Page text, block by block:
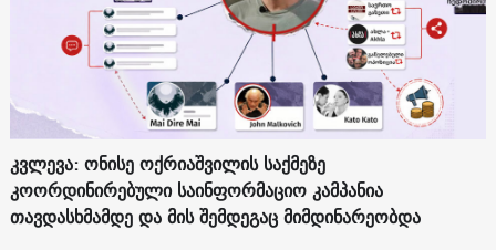
კვლევა: ონისე ოქრიაშვილის საქმეზე
კოორდინირებული საინფორმაციო კამპანია
თავდასხმამდე და მის შემდეგაც მიმდინარეობდა